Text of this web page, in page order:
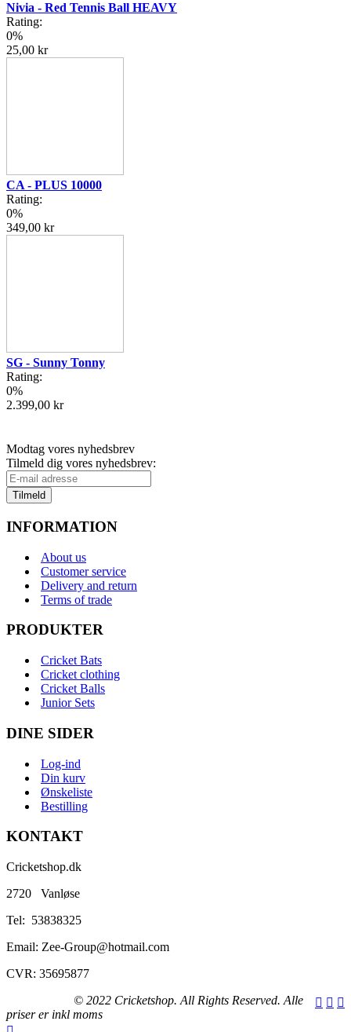
Nivia - Red Tennis Ball HEAVY
Rating:
0%
25,00 kr
CA - PLUS 10000
Rating:
0%
349,00 kr
SG - Sunny Tonny
Rating:
0%
2.399,00 kr
Modtag vores nyhedsbrev
Tilmeld dig vores nyhedsbrev:
Tilmeld
INFORMATION
About us
Customer service
Delivery and return
Terms of trade
PRODUKTER
Cricket Bats
Cricket clothing
Cricket Balls
Junior Sets
DINE SIDER
Log-ind
Din kurv
Ønskeliste
Bestilling
KONTAKT
Cricketshop.dk
2720 Vanløse
Tel: 53838325
Email: Zee-Group@hotmail.com
CVR: 35695877
© 2022 Cricketshop. All Rights Reserved. Alle
priser er inkl moms